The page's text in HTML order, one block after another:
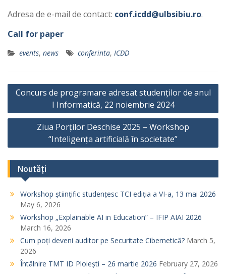
Adresa de e-mail de contact: conf.icdd@ulbsibiu.ro.
Call for paper
events, news conferinta, ICDD
P
s
n
a
v
a
t
o
Concurs de programare adresat studenților de anul
I Informatică, 22 noiembrie 2024
Ziua Porților Deschise 2025 – Workshop
“Inteligența artificială în societate”
Noutăți
Workshop științific studențesc TCI ediția a VI-a, 13 mai 2026
May 6, 2026
Workshop „Explainable AI in Education” – IFIP AIAI 2026
March 16, 2026
Cum poți deveni auditor pe Securitate Cibernetică? March 5,
2026
Întâlnire TMT ID Ploiești – 26 martie 2026 February 27, 2026